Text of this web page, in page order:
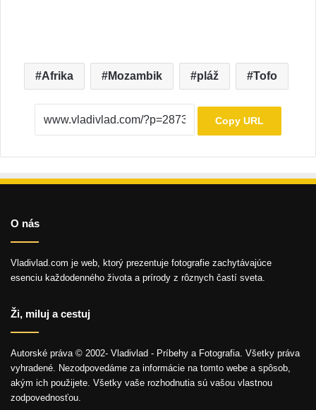
Afrika Mozambik pláž Tofo
Copy URL
O nás
Vladivlad.com je web, ktorý prezentuje fotografie zachytávajúce
esenciu každodenného života a prírody z rôznych častí sveta.
Ži, miluj a cestuj
Autorské práva © 2002- Vladivlad - Príbehy a Fotografia. Všetky práva
vyhradené. Nezodpovedáme za informácie na tomto webe a spôsob,
akým ich použijete. Všetky vaše rozhodnutia sú vašou vlastnou
zodpovednosťou.